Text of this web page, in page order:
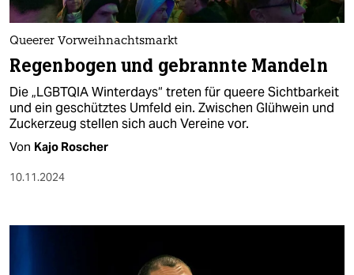
Queerer Vorweihnachtsmarkt
Regenbogen und gebrannte Mandeln
Die „LGBTQIA Winterdays“ treten für queere Sichtbarkeit
und ein geschütztes Umfeld ein. Zwischen Glühwein und
Zuckerzeug stellen sich auch Vereine vor.
Von Kajo Roscher
10.11.2024